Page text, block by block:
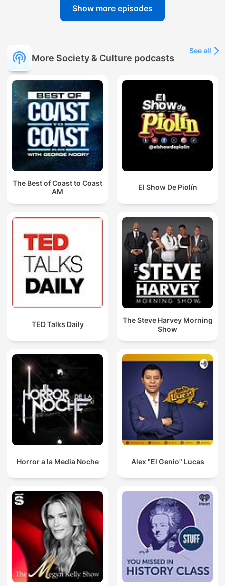
Show more episodes
More Society & Culture podcasts
See all
The Best of Coast to Coast
AM
El Show De Piolín
TED Talks Daily
The Steve Harvey Morning
Show
Horror a la Media Noche Alex "El Genio" Lucas